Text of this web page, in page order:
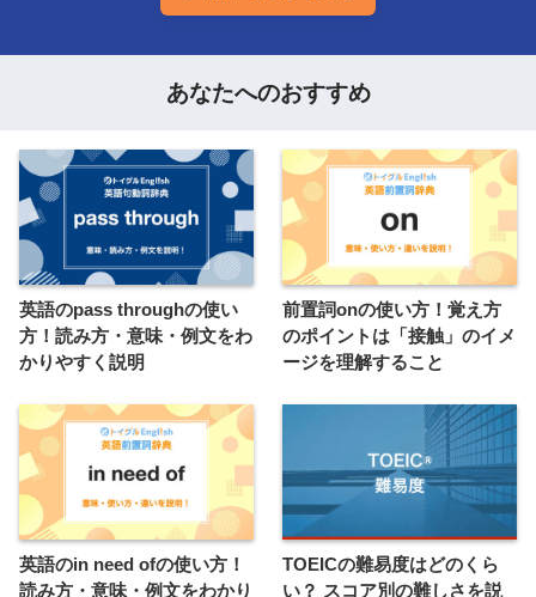
あなたへのおすすめ
英語のpass throughの使い
方！読み方・意味・例文をわ
かりやすく説明
前置詞onの使い方！覚え方
のポイントは「接触」のイメ
ージを理解すること
英語のin need ofの使い方！
読み方・意味・例文をわかり
TOEICの難易度はどのくら
い？ スコア別の難しさを説